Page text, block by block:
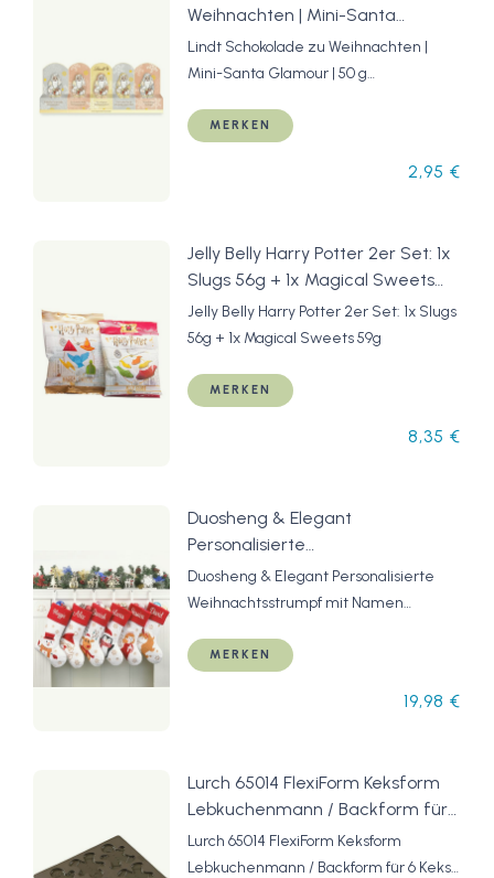
Weihnachten | Mini-Santa
Glamour | 50 g Weihnachtsmann|
5er Pack | Weihnachtsmänner
Schokoladen-Geschenk zu
Weihnachten
Lindt Schokolade zu Weihnachten |
Mini-Santa Glamour | 50 g
Weihnachtsmänner aus feinster
MERKEN
2,95 €
Jelly Belly Harry Potter 2er Set: 1x
Slugs 56g + 1x Magical Sweets
59g
Jelly Belly Harry Potter 2er Set: 1x Slugs
56g + 1x Magical Sweets 59g
MERKEN
8,35 €
Duosheng & Elegant
Personalisierte
Weihnachtsstrumpf mit Namen
Weihnachts Gesenke
Stockings Weihnachten Deko
Weihnachtskamin Hängende
Schneemann Rot & Weiß 1 Stück
Duosheng & Elegant Personalisierte
Weihnachtsstrumpf mit Namen
Christmas Stockings Weihnachten Deko
Schneemann Rot & Weiß 1 Stück
MERKEN
19,98 €
Lurch 65014 FlexiForm Keksform
Lebkuchenmann / Backform für
6 Kekse aus 100% BPA-freiem
Platin Silikon, braun
Lurch 65014 FlexiForm Keksform
Lebkuchenmann / Backform für 6 Kekse